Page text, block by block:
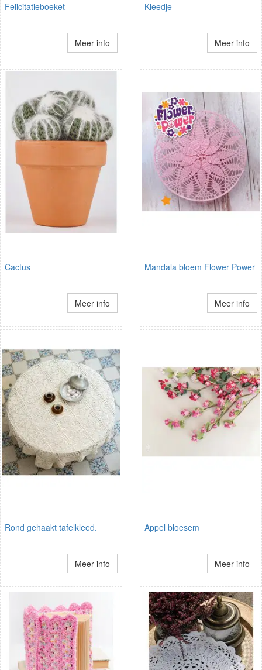
Felicitatieboeket
Meer info
Kleedje
Meer info
Cactus
Meer info
Mandala bloem Flower Power
Meer info
Rond gehaakt tafelkleed.
Meer info
Appel bloesem
Meer info